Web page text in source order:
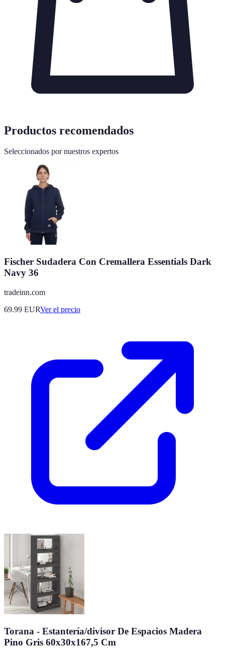
Productos recomendados
Seleccionados por nuestros expertos
Fischer Sudadera Con Cremallera Essentials Dark
Navy 36
tradeinn.com
69.99 EURVer el precio
Torana - Estantería/divisor De Espacios Madera
Pino Gris 60x30x167,5 Cm